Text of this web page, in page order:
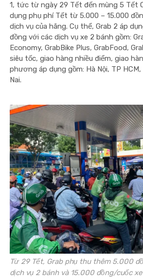
1, tức từ ngày 29 Tết đến mùng 5 Tết
dụng phụ phí Tết từ 5.000 – 15.000
dịch vụ của hãng. Cụ thể, Grab 2 áp
đồng với các dịch vụ xe 2 bánh gồm:
Economy, GrabBike Plus, GrabFood,
siêu tốc, giao hàng nhiều điểm, giao
phương áp dụng gồm: Hà Nội, TP
Nai.
Từ 29 Tết, Grab phụ thu thêm 5.000
dịch vụ 2 bánh và 15.000 đồng/cuốc